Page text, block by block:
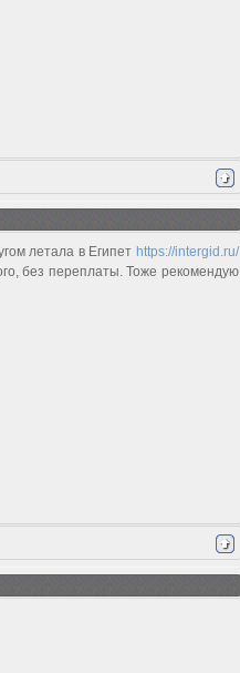
летала в Египет https://intergid.ru/
без переплаты. Тоже рекомендую